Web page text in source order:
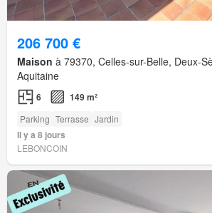
206 700 €
Maison à 79370, Celles-sur-Belle, Deux-
Aquitaine
6 149 m²
Parking Terrasse Jardin
Il y a 8 jours
LEBONCOIN